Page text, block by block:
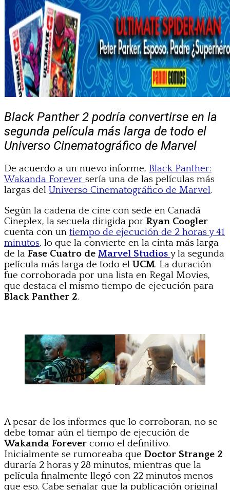
Black Panther 2 podría convertirse en la
segunda película más larga de todo el
Universo Cinematográfico de Marvel
De acuerdo a un nuevo informe, Black Panther:
Wakanda Forever sería una de las películas más
largas del Universo Cinematográfico de Marvel.
Según la cadena de cine con sede en Canadá
Cineplex, la secuela dirigida por Ryan Coogler
cuenta con un tiempo de ejecución de 2 horas y 41
minutos, lo que la convierte en la cinta más larga
de la Fase Cuatro de Marvel Studios y la segunda
película más larga de todo el UCM. La duración
fue corroborada por una lista en Regal Movies,
que destaca el mismo tiempo de ejecución para
Black Panther 2.
A pesar de los informes que lo corroboran, no se
debe tomar aún el tiempo de ejecución de
Wakanda Forever como el definitivo.
Inicialmente se rumoreaba que Doctor Strange 2
duraría 2 horas y 28 minutos, mientras que la
película finalmente llegó con 22 minutos menos
que eso. Cabe señalar que la publicación original